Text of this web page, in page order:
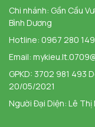
Chi nhánh: Gần Cầu
Bình Dương
Hotline: 0967 280 149
Email:
GPKD: 3702 981 493
20/05/2021
Người Đại Diện: Lê Thị